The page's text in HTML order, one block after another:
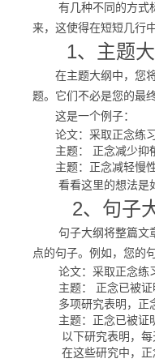
有几种不同的方式标
来，这使得在短短几行
1、主题大
在主题大纲中，您将
题。 它们不必是您的最
这是一个例子：
论文： 采取正念练
主题：
正念减少抑
主题：正念减轻慢性
看看这里的想法是如
2、句子
句子大纲将整篇文章
点的句子。 例如，您的
论文： 采取正念练
主题：
正念已被
多项研究表明，正念
主题：正念已被证明
以下研究表明，每天
在这些研究中，正念